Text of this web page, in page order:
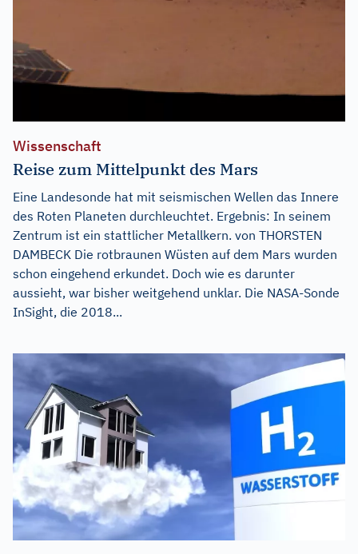
Wissenschaft
Reise zum Mittelpunkt des Mars
Eine Landesonde hat mit seismischen Wellen das Innere
des Roten Planeten durchleuchtet. Ergebnis: In seinem
Zentrum ist ein stattlicher Metallkern. von THORSTEN
DAMBECK Die rotbraunen Wüsten auf dem Mars wurden
schon eingehend erkundet. Doch wie es darunter
aussieht, war bisher weitgehend unklar. Die NASA-Sonde
InSight, die 2018...